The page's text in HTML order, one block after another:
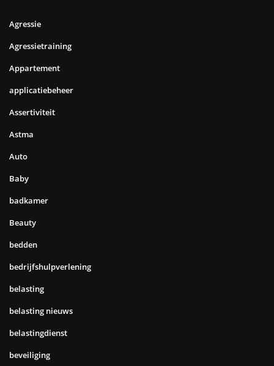
Agressie
Agressietraining
Appartement
applicatiebeheer
Assertiviteit
Astma
Auto
Baby
badkamer
Beauty
bedden
bedrijfshulpverlening
belasting
belasting nieuws
belastingdienst
beveiliging